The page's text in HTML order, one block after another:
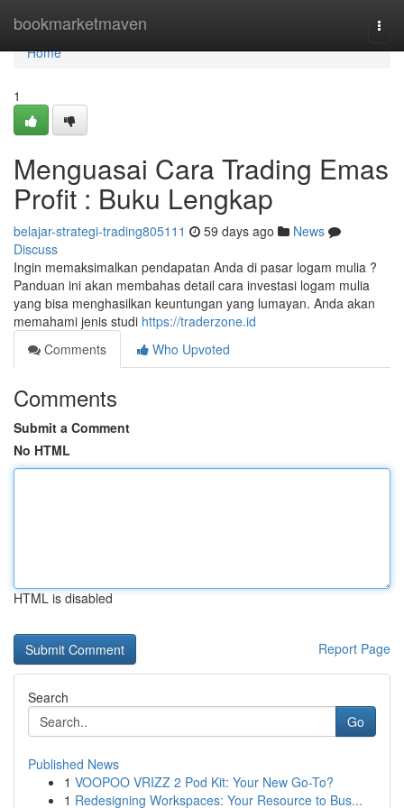
bookmarketmaven
Home
Home
1
Menguasai Cara Trading Emas
Profit : Buku Lengkap
belajar-strategi-trading805111 59 days ago
News
Discuss
Ingin memaksimalkan pendapatan Anda di pasar logam mulia ?
Panduan ini akan membahas detail cara investasi logam mulia
yang bisa menghasilkan keuntungan yang lumayan. Anda akan
memahami jenis studi https://traderzone.id
Comments
Who Upvoted
Comments
Submit a Comment
No HTML
HTML is disabled
Report Page
Search
Go
Published News
1 VOOPOO VRIZZ 2 Pod Kit: Your New Go-To?
1 Redesigning Workspaces: Your Resource to Bus...